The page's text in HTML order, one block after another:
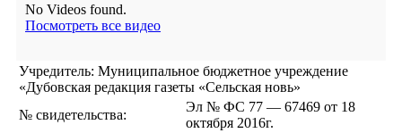
No Videos found.
Посмотреть все видео
Учредитель: Муниципальное бюджетное учреждение
«Дубовская редакция газеты «Сельская новь»
№ свидетельства:
Эл № ФС 77 — 67469 от 18
октября 2016г.